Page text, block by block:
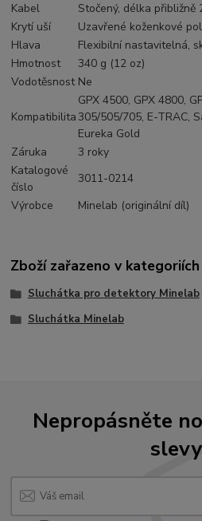
Kabel
Stočený, délka přibližně
Krytí uší
Uzavřené koženkové
Hlava
Flexibilní nastavitelná,
Hmotnost
340 g (12 oz)
Vodotěsnost Ne
Kompatibilita
GPX 4500, GPX 4800,
305/505/705, E-TRAC,
Eureka Gold
Záruka
3 roky
Katalogové
číslo
3011-0214
Výrobce
Minelab (originální díl)
Zboží zařazeno v kategoriích
Sluchátka pro detektory Minelab
Sluchátka Minelab
Nepropásněte